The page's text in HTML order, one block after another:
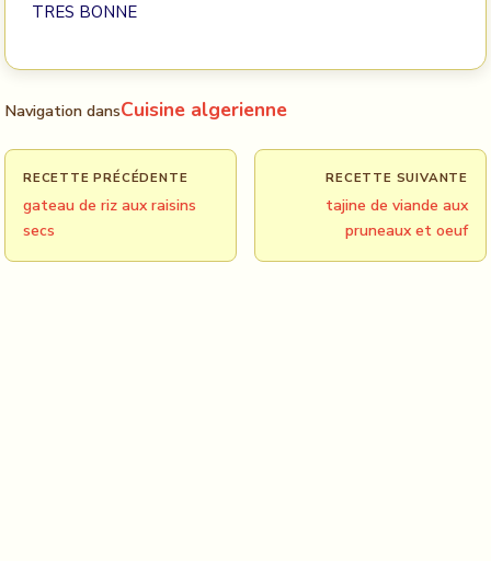
TRES BONNE
Navigation dansCuisine algerienne
RECETTE PRÉCÉDENTE
gateau de riz aux raisins
secs
RECETTE SUIVANTE
tajine de viande aux
pruneaux et oeuf